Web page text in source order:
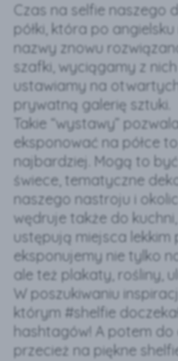
Czas na selfie naszego
półki, która po
nazwy znowu
szafki, wyciągamy z
ustawiamy na
prywatną galerię sztuki.
Takie “wystawy”
eksponować na półce
najbardziej. Mogą to
świece, tematyczne
naszego nastroju i
wędruje także do
ustępują miejsca lekkim
eksponujemy nie tylko
ale też plakaty, rośliny,
W poszukiwaniu
którym #shelfie
hashtagów! A potem do
przecież na piękne